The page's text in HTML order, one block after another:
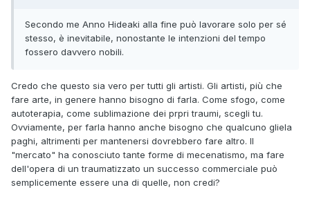
Secondo me Anno Hideaki alla fine può lavorare solo per sé
stesso, è inevitabile, nonostante le intenzioni del tempo
fossero davvero nobili.
Credo che questo sia vero per tutti gli artisti. Gli artisti, più che
fare arte, in genere hanno bisogno di farla. Come sfogo, come
autoterapia, come sublimazione dei prpri traumi, scegli tu.
Ovviamente, per farla hanno anche bisogno che qualcuno gliela
paghi, altrimenti per mantenersi dovrebbero fare altro. Il
"mercato" ha conosciuto tante forme di mecenatismo, ma fare
dell'opera di un traumatizzato un successo commerciale può
semplicemente essere una di quelle, non credi?